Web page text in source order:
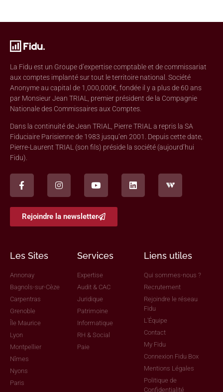
La Fidu est un Groupe d’expertise comptable et de commissariat
aux comptes implanté sur tout le territoire national. Société
Anonyme au capital de 1,000,000€, fondée il y a plus de 60 ans
par Monsieur Jean TRIAL, premier président de la Compagnie
Nationale des Commissaires aux Comptes.
Dans la continuité de Jean TRIAL, Pierre TRIAL a repris la SA
Fiduciaire Parisienne de 1983 jusqu’en 2001. Depuis cette date,
Pierre-Laurent TRIAL (son fils) préside la société (aujourd’hui
Fidu).
Rejoindre la newsletter
Les Sites
Annonay
Bagnols-sur-Cèze
Carpentras
Grenoble
Île Maurice
Lyon
Montpellier
Nîmes
Nyons
Paris
Services
Expertise
Audit & CAC
Juridique
Patrimoine
Informatique
RH & Social
Paie
Liens utiles
Qui sommes-nous ?
Recrutement
Rejoindre le réseau
Fidu
L'Équipe
Contact
My Fidu
Connexion Fidu Box
Mentions Légales
Politique de
Confidentialité